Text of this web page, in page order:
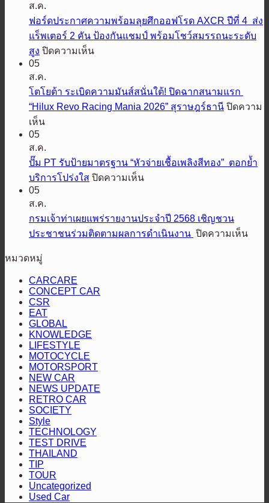
ซู
บิชิ
มอ
เต
เตรียม
ปล่อย
สมรรถนะ
พิชิต
ทุก
ทาง
เอ
ส
สาย
ลุย“ออล-
นิว
มิต
ซู
บิชิ
ปา
เจโร”
ส.ค.
ฟอร์ดประกาศความพร้อมลุยศึกออฟโรด AXCR ปีที่ 4 ส่ง
แร็พเตอร์ 2 คัน ป้องกันแชมป์ พร้อมโชว์สมรรถนะระดับ
สูง ปิดความเห็นบน
ประกาศ
ความ
ออฟ
ที่
4
2
โชว์
สมรรถนะ
05
ส.ค.
โตโยต้า ระเบิดความมันส์สนั่นใต้! ปิดฉากสนามแรก
“Hilux Revo Racing Mania 2026” สุราษฎร์ธานี ปิดความ
เห็นบน
โย
ต้า
ระเบิด
มันส์
สนั่น
ใต้!
แรก
“Hilux
Revo
Racing
Mania
2026”
สุราษฎร์ธานี
05
ส.ค.
ปั๊ม PT รับป้ายมาตรฐาน “หัวจ่ายเชื้อเพลิงสีทอง” ตอกย้ำ
บริการโปร่งใส ปิดความเห็นบน
รับ
ป้าย
05
ส.ค.
กรมเจ้าท่าเผยแพร่รายงานประจำปี 2568 เชิญชวน
ประชาชนร่วมติดตามผลการดำเนินงาน ปิดความเห็นบน
หมวดหมู่
CARCARE
CONCEPT CAR
CSR
EAT
GLOBAL
KNOWLEDGE
LIFESTYLE
MOTOCYCLE
MOTORSPORT
NEW CAR
NEWS UPDATE
RETRO CAR
SOCIETY
Style
TECHNOLOGY
TEST DRIVE
THAILAND
TIP
TOUR
Uncategorized
Used Car